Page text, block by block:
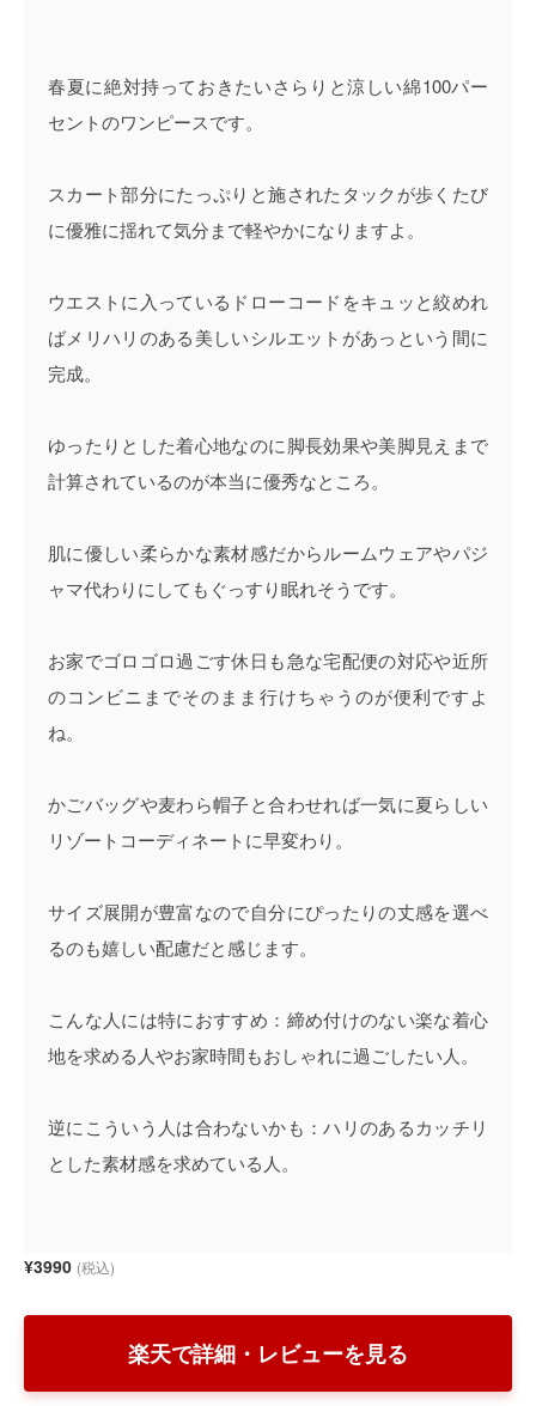
春夏に絶対持っておきたいさらりと涼しい綿100パー
セントのワンピースです。
スカート部分にたっぷりと施されたタックが歩くたび
に優雅に揺れて気分まで軽やかになりますよ。
ウエストに入っているドローコードをキュッと絞めれ
ばメリハリのある美しいシルエットがあっという間に
完成。
ゆったりとした着心地なのに脚長効果や美脚見えまで
計算されているのが本当に優秀なところ。
肌に優しい柔らかな素材感だからルームウェアやパジ
ャマ代わりにしてもぐっすり眠れそうです。
お家でゴロゴロ過ごす休日も急な宅配便の対応や近所
のコンビニまでそのまま行けちゃうのが便利ですよ
ね。
かごバッグや麦わら帽子と合わせれば一気に夏らしい
リゾートコーディネートに早変わり。
サイズ展開が豊富なので自分にぴったりの丈感を選べ
るのも嬉しい配慮だと感じます。
こんな人には特におすすめ：締め付けのない楽な着心
地を求める人やお家時間もおしゃれに過ごしたい人。
逆にこういう人は合わないかも：ハリのあるカッチリ
とした素材感を求めている人。
¥3990 (税込)
楽天で詳細・レビューを見る